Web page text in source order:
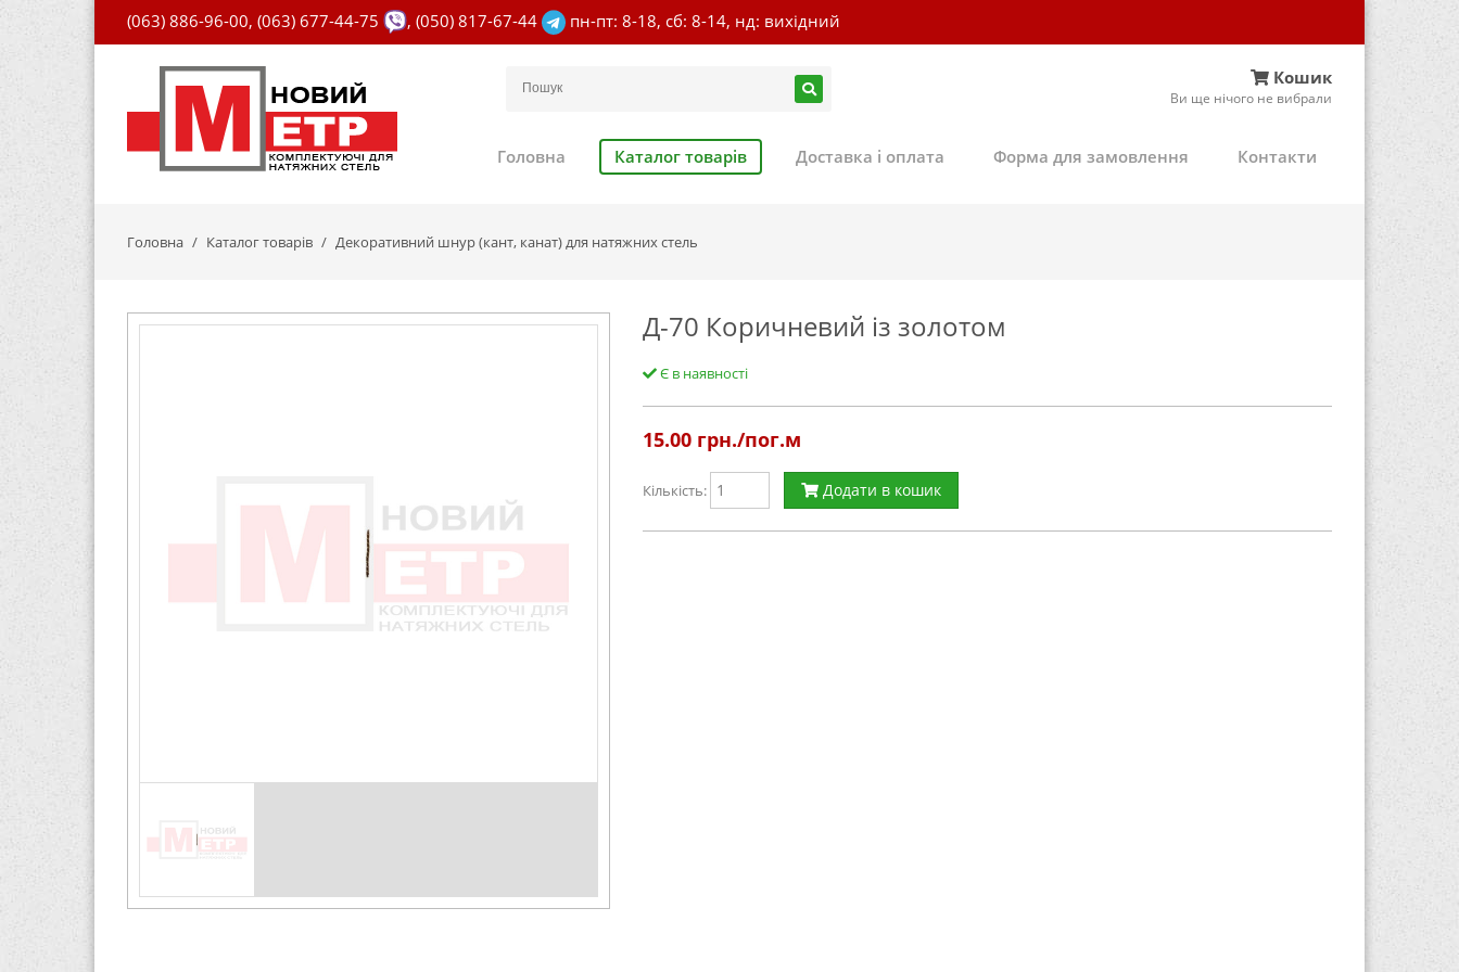
(063) 886-96-00, (063) 677-44-75 , (050) 817-67-44 пн-пт: 8-18, сб: 8-14, нд: вихідний
Кошик
Ви ще нічого не вибрали
Головна Каталог товарів Доставка і оплата Форма для замовлення Контакти
Головна Каталог товарів Декоративний шнур (кант, канат) для натяжних стель
Д-70 Коричневий із золотом
Є в наявності
15.00 грн./пог.м
Кількість: Додати в кошик